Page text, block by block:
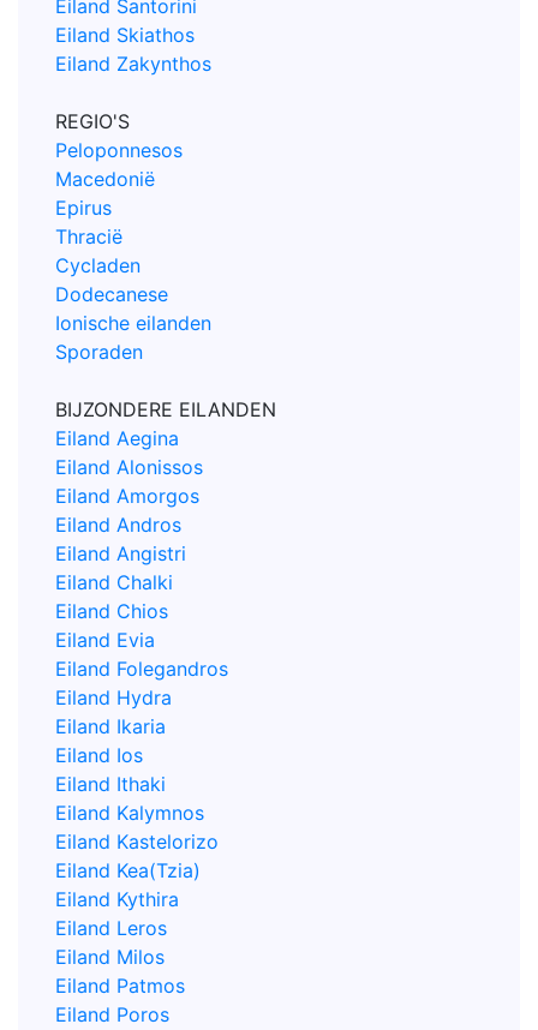
Eiland Santorini
Eiland Skiathos
Eiland Zakynthos
REGIO'S
Peloponnesos
Macedonië
Epirus
Thracië
Cycladen
Dodecanese
Ionische eilanden
Sporaden
BIJZONDERE EILANDEN
Eiland Aegina
Eiland Alonissos
Eiland Amorgos
Eiland Andros
Eiland Angistri
Eiland Chalki
Eiland Chios
Eiland Evia
Eiland Folegandros
Eiland Hydra
Eiland Ikaria
Eiland Ios
Eiland Ithaki
Eiland Kalymnos
Eiland Kastelorizo
Eiland Kea(Tzia)
Eiland Kythira
Eiland Leros
Eiland Milos
Eiland Patmos
Eiland Poros